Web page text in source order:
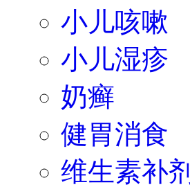
小儿咳嗽
小儿湿疹
奶癣
健胃消食
维生素补剂